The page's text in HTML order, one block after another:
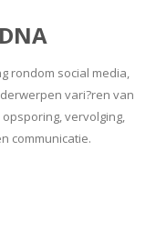
rondom social media,
vari?ren van
vervolging,
communicatie.